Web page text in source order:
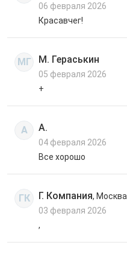
06 февраля 2026
Красавчег!
МГ М. Гераськин
05 февраля 2026
+
А А.
04 февраля 2026
Все хорошо
ГК Г. Компания, Москва
03 февраля 2026
,